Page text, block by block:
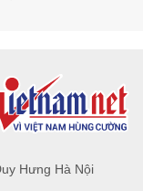
Hưng Hà Nội